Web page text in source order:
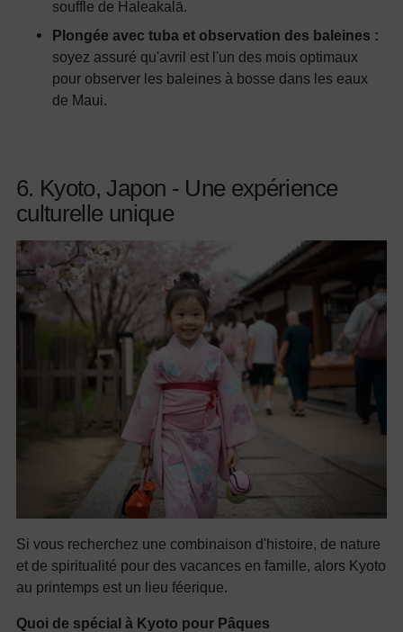
souffle de Haleakalā.
Plongée avec tuba et observation des baleines :
soyez assuré qu'avril est l'un des mois optimaux
pour observer les baleines à bosse dans les eaux
de Maui.
6. Kyoto, Japon - Une expérience
culturelle unique
Si vous recherchez une combinaison d'histoire, de nature
et de spiritualité pour des vacances en famille, alors Kyoto
au printemps est un lieu féerique.
Quoi de spécial à Kyoto pour Pâques